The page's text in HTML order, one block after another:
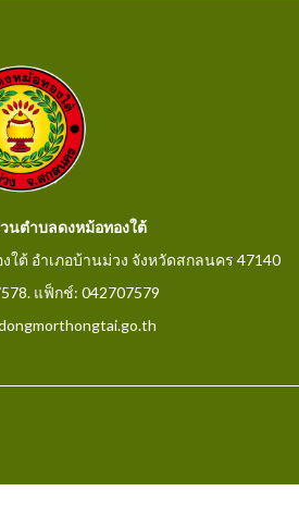
นตำบลดงหม้อทองใต้
ต้ อำเภอบ้านม่วง จังหวัดสกลนคร 47140
แฟ็กช์: 042707579